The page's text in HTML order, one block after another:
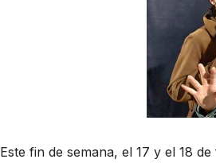
Este fin de semana, el 17 y el 18